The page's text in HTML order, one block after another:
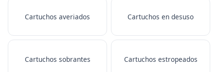
Cartuchos averiados Cartuchos en desuso
Cartuchos sobrantes Cartuchos estropeados